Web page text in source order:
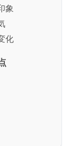
象
化